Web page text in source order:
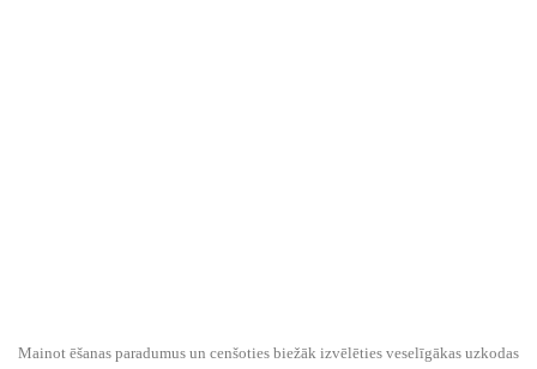
Mainot ēšanas paradumus un cenšoties biežāk izvēlēties veselīgākas uzkodas